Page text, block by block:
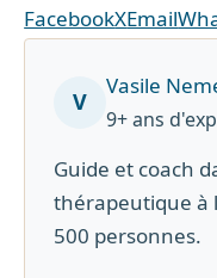
FacebookXEmail
V
Vasile
9+ ans
Guide et coach
thérapeutique à
500 personnes.